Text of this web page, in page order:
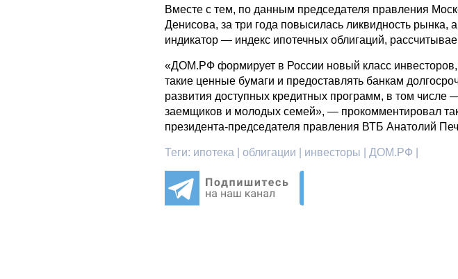
Вместе с тем, по данным председателя правления
Денисова, за три года повысилась ликвидность рынка,
индикатор — индекс ипотечных облигаций,
«ДОМ.РФ формирует в России новый класс инвесторов,
такие ценные бумаги и предоставлять банкам
развития доступных кредитных программ, в том числе
заемщиков и молодых семей», — прокомментировал
президента-председателя правления ВТБ Анатолий
Теги: ипотека | облигации | инвесторы | ДОМ.РФ |